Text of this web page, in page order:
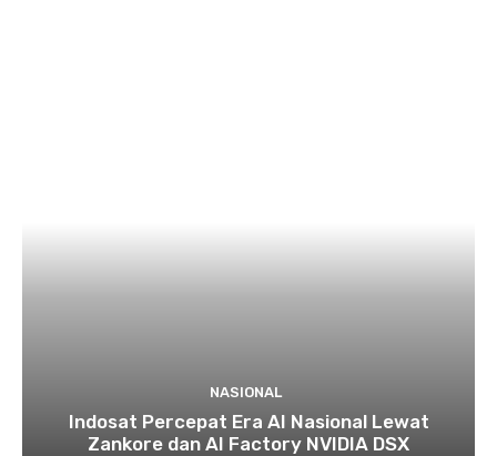
NASIONAL
Indosat Percepat Era AI Nasional Lewat
Zankore dan AI Factory NVIDIA DSX